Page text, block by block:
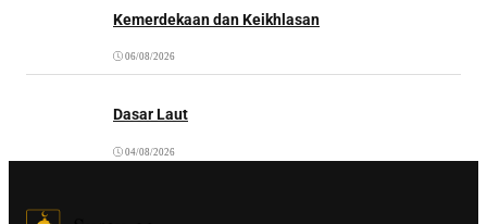
Kemerdekaan dan Keikhlasan
06/08/2026
Dasar Laut
04/08/2026